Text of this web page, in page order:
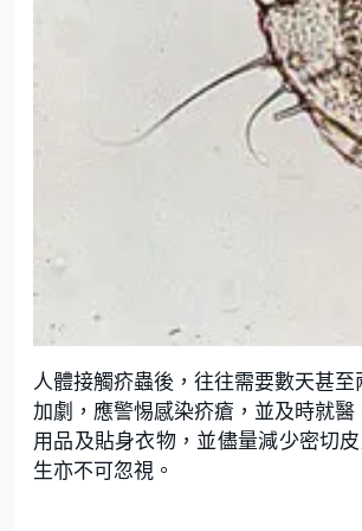
人體接觸疥蟲後，往往需要數天甚
加劇，應警惕感染疥瘡，並及時就
用品及貼身衣物，並儘量減少密切
生亦不可忽視。